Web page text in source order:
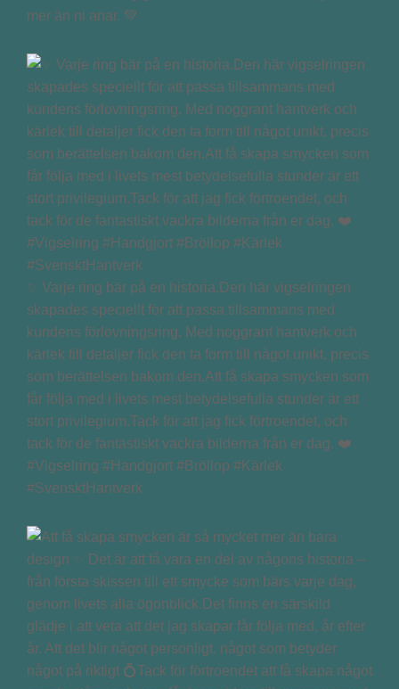
mer än ni anar. 💚
✨ Varje ring bär på en historia.Den här vigselringen
skapades speciellt för att passa tillsammans med
kundens förlovningsring. Med noggrant hantverk och
kärlek till detaljer fick den ta form till något unikt, precis
som berättelsen bakom den.Att få skapa smycken som
får följa med i livets mest betydelsefulla stunder är ett
stort privilegium.Tack för att jag fick förtroendet, och
tack för de fantastiskt vackra bilderna från er dag. ❤️
#Vigselring #Handgjort #Bröllop #Kärlek
#SvensktHantverk